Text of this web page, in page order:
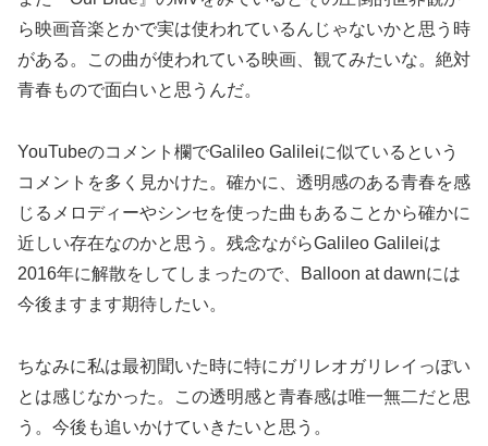
ら映画音楽とかで実は使われているんじゃないかと思う時
がある。この曲が使われている映画、観てみたいな。絶対
青春もので面白いと思うんだ。
YouTubeのコメント欄でGalileo Galileiに似ているという
コメントを多く見かけた。確かに、透明感のある青春を感
じるメロディーやシンセを使った曲もあることから確かに
近しい存在なのかと思う。残念ながらGalileo Galileiは
2016年に解散をしてしまったので、Balloon at dawnには
今後ますます期待したい。
ちなみに私は最初聞いた時に特にガリレオガリレイっぽい
とは感じなかった。この透明感と青春感は唯一無二だと思
う。今後も追いかけていきたいと思う。